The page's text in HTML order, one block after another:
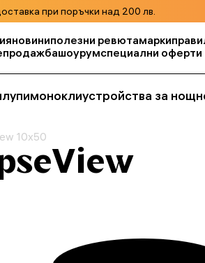
при поръчки над 200 лв.
новиниполезни ревютамарки
шоурумспециални оферти
лупимоноклиустройства за
10x50